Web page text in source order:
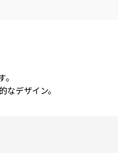
なデザイン。